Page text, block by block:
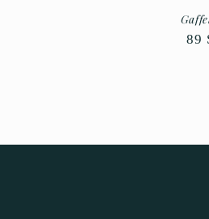
89